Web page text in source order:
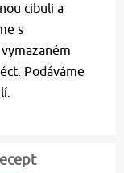
cibuli a
s
Podáváme